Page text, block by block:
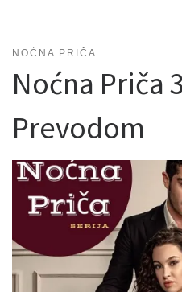
NOĆNA PRIČA
Noćna Priča
Prevodom